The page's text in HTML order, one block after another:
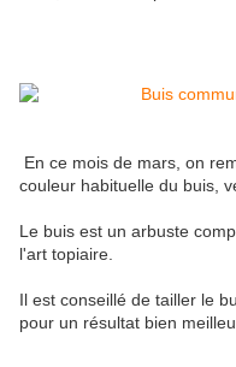
En ce mois de mars, on
couleur habituelle du buis,
Le buis est un arbuste
l'art topiaire.
Il est conseillé de tailler le
pour un résultat bien